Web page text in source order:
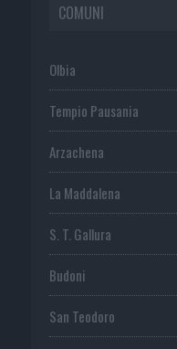
COMUNI
Olbia
Tempio Pausania
Arzachena
La Maddalena
S. T. Gallura
Budoni
San Teodoro